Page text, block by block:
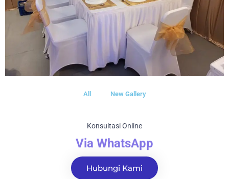
All New Gallery
Konsultasi Online
Via WhatsApp
Hubungi Kami